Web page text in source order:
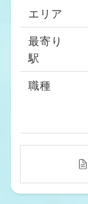
エリア
最寄り
駅
職種